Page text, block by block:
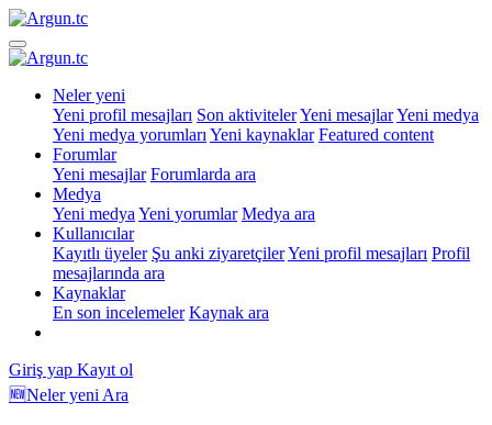
Neler yeni
Yeni profil mesajları Son aktivitelerYeni mesajlarYeni medya
Yeni medya yorumları Yeni kaynaklar Featured content
Forumlar
Yeni mesajlar Forumlarda ara
Medya
Yeni medya Yeni yorumlar Medya ara
Kullanıcılar
Kayıtlı üyeler Şu anki ziyaretçilerYeni profil mesajları Profil
mesajlarında ara
Kaynaklar
En son incelemeler Kaynak ara
Giriş yap Kayıt ol
🆕Neler yeni Ara